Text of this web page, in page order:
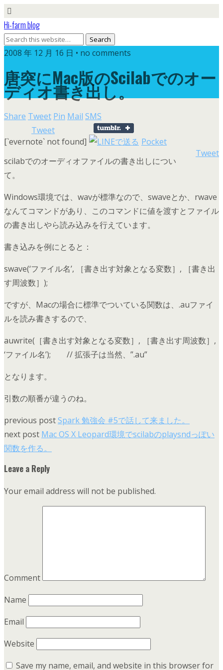
Hi-farm blog
2008 年 12 月 16 日 • no comments
唐突にMac版のScilabでのオー
ディオ書き出し。
Share Tweet Pin Mail SMS
Tweet
[`evernote` not found]
Pocket
Tweet
scilabでのオーディオファイルの書き出しについ
て。
Windows環境では、wavが標準なので、swaveとか、rwave
なんてコマンドがあり、このコマンドに値を渡すとファイル
の書き出しやら読み込みを行えています。
書き込みを例にとると：
swave(‘ファイル名’, ［書き出す対象となる変数］, ［書き出
す周波数］);
ですが、Macの場合に標準でついている関数は、.auファイ
ルを読み書きするので、
auwrite(［書き出す対象となる変数］, ［書き出す周波数］,
‘ファイル名’); // 拡張子は当然、”.au”
となります。
引数の順番が違うのね。
previous postSpark 勉強会 #5で話して来ました。
next post Mac OS X Leopard環境でscilabのplaysndっぽい
関数を作る。
Leave a Reply
Your email address will not be published.
Comment
Name
Email
Website
Save my name, email, and website in this browser for